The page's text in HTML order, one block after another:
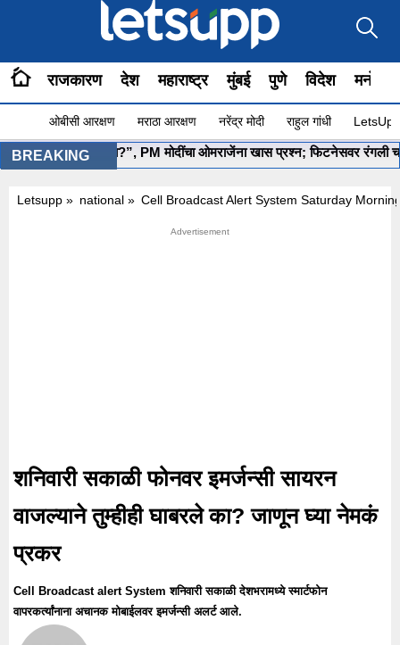
राजकारण देश महाराष्ट्र मुंबई पुणे विदेश
ओबीसी आरक्षण मराठा आरक्षण नरेंद्र मोदी राहुल गांधी
BREAKING
”योग सुरू आहे ना?”, PM मोदींचा ओमराजेंना खास प्रश्न; फिटनेसवर रंगली चर्चा
Letsupp » national » Cell Broadcast Alert System Saturday
शनिवारी सकाळी फोनवर इमर्जन्सी सायरन
वाजल्याने तुम्हीही घाबरले का? जाणून घ्या नेमकं
प्रकर
Cell Broadcast alert System शनिवारी सकाळी देशभरामध्ये स्मार्टफोन
वापरकर्त्यांनाना अचानक मोबाईलवर इमर्जन्सी अलर्ट आले.